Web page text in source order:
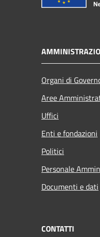
Organi di
Aree
Uffici
Enti e fondazioni
Politici
Personale
Documenti e dati
CONTATTI